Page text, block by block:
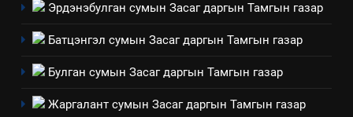
8
явуулж байгаа үйл ажиллагаа,
үйлдвэрлэл, үйлчилгээ,
технологийн хүн, мал, амьтны
ИЛ ТОД БАЙДАЛ
Эрдэнэбулган сумын Засаг даргын Тамгын газар
Батцэнгэл сумын Засаг даргын Тамгын газар
Булган сумын Засаг даргын Тамгын газар
Жаргалант сумын Засаг даргын Тамгын газар